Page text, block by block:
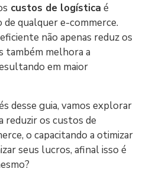
custos de logística é
de qualquer e-commerce.
não apenas reduz os
também melhora a
em maior
desse guia, vamos explorar
reduzir os custos de
o capacitando a otimizar
seus lucros, afinal isso é